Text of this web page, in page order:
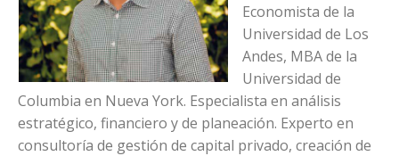
Economista de la
Universidad de Los
Andes, MBA de la
Universidad de
Columbia en Nueva York. Especialista en análisis
estratégico, financiero y de planeación. Experto en
consultoría de gestión de capital privado, creación de